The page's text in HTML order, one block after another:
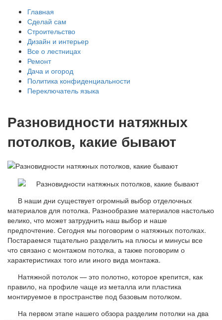
Главная
Сделай сам
Строительство
Дизайн и интерьер
Все о лестницах
Ремонт
Дача и огород
Политика конфиденциальности
Переключатель языка
Разновидности натяжных
потолков, какие бывают
В наши дни существует огромный выбор отделочных
материалов для потолка. Разнообразие материалов настолько
велико, что может затруднить наш выбор и наше
предпочтение. Сегодня мы поговорим о натяжных потолках.
Постараемся тщательно разделить на плюсы и минусы все
что связано с монтажом потолка, а также поговорим о
характеристиках того или иного вида монтажа.
Натяжной потолок — это полотно, которое крепится, как
правило, на профиле чаще из металла или пластика
монтируемое в пространстве под базовым потолком.
На первом этапе нашего обзора разделим потолки на два